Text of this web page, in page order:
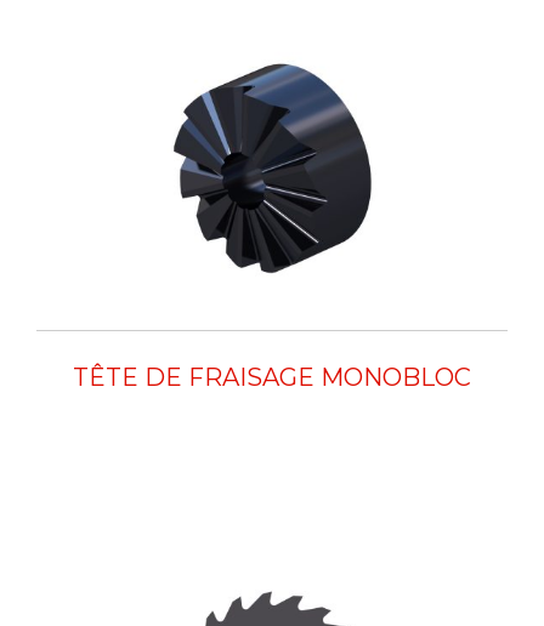
TÊTE DE FRAISAGE MONOBLOC